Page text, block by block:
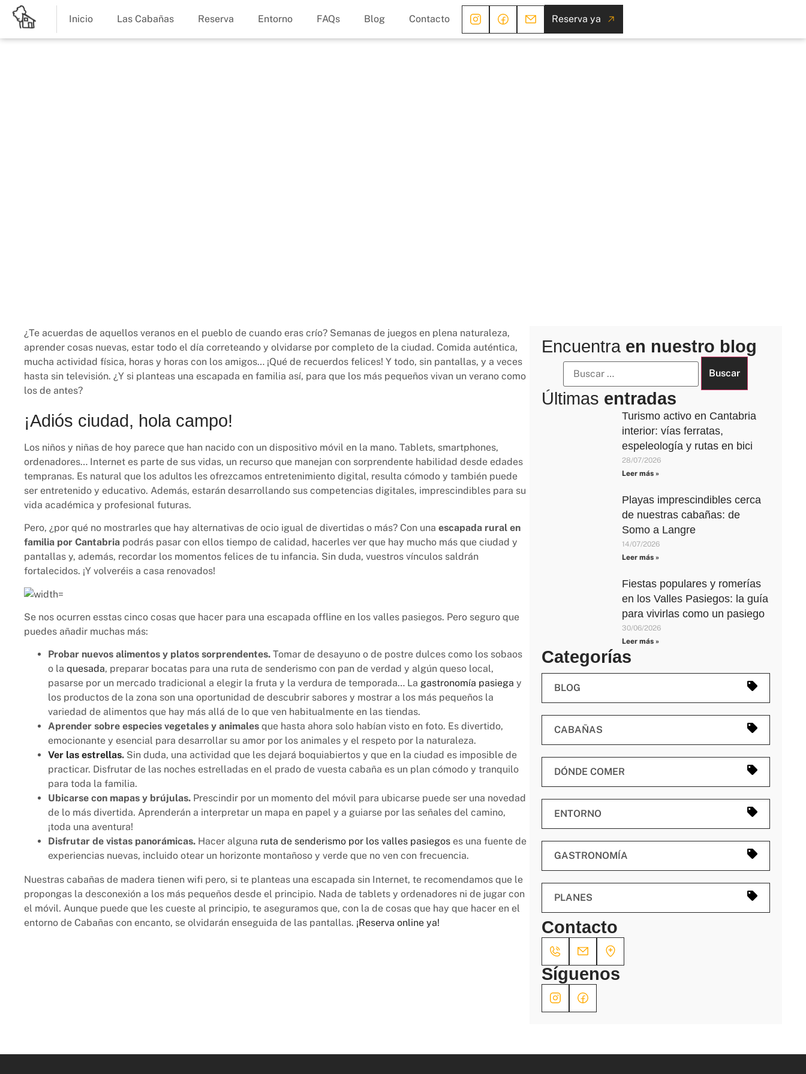
Inicio Las Cabañas Reserva Entorno FAQs Blog Contacto Reserva ya
¿Te acuerdas de aquellos veranos en el pueblo de cuando eras crío? Semanas de juegos en plena naturaleza,
aprender cosas nuevas, estar todo el día correteando y olvidarse por completo de la ciudad. Comida auténtica,
mucha actividad física, horas y horas con los amigos… ¡Qué de recuerdos felices! Y todo, sin pantallas, y a veces
hasta sin televisión. ¿Y si planteas una escapada en familia así, para que los más pequeños vivan un verano como
los de antes?
¡Adiós ciudad, hola campo!
Los niños y niñas de hoy parece que han nacido con un dispositivo móvil en la mano. Tablets, smartphones,
ordenadores… Internet es parte de sus vidas, un recurso que manejan con sorprendente habilidad desde edades
tempranas. Es natural que los adultos les ofrezcamos entretenimiento digital, resulta cómodo y también puede
ser entretenido y educativo. Además, estarán desarrollando sus competencias digitales, imprescindibles para su
vida académica y profesional futuras.
Pero, ¿por qué no mostrarles que hay alternativas de ocio igual de divertidas o más? Con una escapada rural en
familia por Cantabria podrás pasar con ellos tiempo de calidad, hacerles ver que hay mucho más que ciudad y
pantallas y, además, recordar los momentos felices de tu infancia. Sin duda, vuestros vínculos saldrán
fortalecidos. ¡Y volveréis a casa renovados!
Se nos ocurren esstas cinco cosas que hacer para una escapada offline en los valles pasiegos. Pero seguro que
puedes añadir muchas más:
Probar nuevos alimentos y platos sorprendentes. Tomar de desayuno o de postre dulces como los sobaos
o la quesada, preparar bocatas para una ruta de senderismo con pan de verdad y algún queso local,
pasarse por un mercado tradicional a elegir la fruta y la verdura de temporada… La gastronomía pasiega y
los productos de la zona son una oportunidad de descubrir sabores y mostrar a los más pequeños la
variedad de alimentos que hay más allá de lo que ven habitualmente en las tiendas.
Aprender sobre especies vegetales y animales que hasta ahora solo habían visto en foto. Es divertido,
emocionante y esencial para desarrollar su amor por los animales y el respeto por la naturaleza.
Ver las estrellas. Sin duda, una actividad que les dejará boquiabiertos y que en la ciudad es imposible de
practicar. Disfrutar de las noches estrelladas en el prado de vuesta cabaña es un plan cómodo y tranquilo
para toda la familia.
Ubicarse con mapas y brújulas. Prescindir por un momento del móvil para ubicarse puede ser una novedad
de lo más divertida. Aprenderán a interpretar un mapa en papel y a guiarse por las señales del camino,
¡toda una aventura!
Disfrutar de vistas panorámicas. Hacer alguna ruta de senderismo por los valles pasiegos es una fuente de
experiencias nuevas, incluido otear un horizonte montañoso y verde que no ven con frecuencia.
Nuestras cabañas de madera tienen wifi pero, si te planteas una escapada sin Internet, te recomendamos que le
propongas la desconexión a los más pequeños desde el principio. Nada de tablets y ordenadores ni de jugar con
el móvil. Aunque puede que les cueste al principio, te aseguramos que, con la de cosas que hay que hacer en el
entorno de Cabañas con encanto, se olvidarán enseguida de las pantallas. ¡Reserva online ya!
Encuentra en nuestro blog
Últimas entradas
Turismo activo en Cantabria
interior: vías ferratas,
espeleología y rutas en bici
28/07/2026
Leer más »
Playas imprescindibles cerca
de nuestras cabañas: de
Somo a Langre
14/07/2026
Leer más »
Fiestas populares y romerías
en los Valles Pasiegos: la guía
para vivirlas como un pasiego
30/06/2026
Leer más »
Categorías
BLOG
CABAÑAS
DÓNDE COMER
ENTORNO
GASTRONOMÍA
PLANES
Contacto
Síguenos